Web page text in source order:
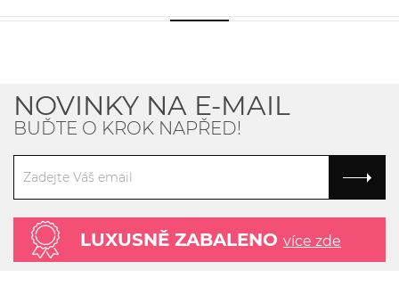
NOVINKY NA E-MAIL
BUĎTE O KROK NAPŘED!
LUXUSNĚ ZABALENO více zde